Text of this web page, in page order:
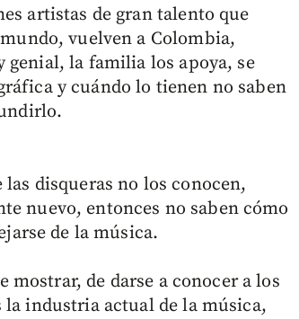
artistas de gran talento que
vuelven a Colombia,
la familia los apoya, se
y cuándo lo tienen no saben
disqueras no los conocen,
nuevo, entonces no saben cómo
de la música.
de darse a conocer a los
la industria actual de la música,